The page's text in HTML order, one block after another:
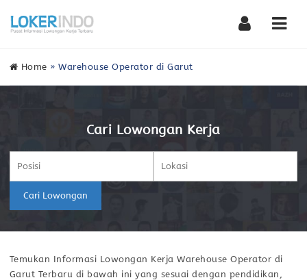
Home »Warehouse Operator di Garut
Cari Lowongan Kerja
Cari Lowongan
Temukan Informasi Lowongan Kerja Warehouse Operator di
Garut Terbaru di bawah ini yang sesuai dengan pendidikan,